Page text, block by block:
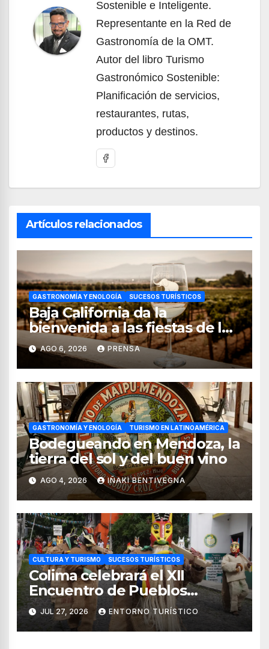
Sostenible e Inteligente.
Representante en la Red de
Gastronomía de la OMT.
Autor del libro Turismo
Gastronómico Sostenible:
Planificación de servicios,
restaurantes, rutas,
productos y destinos.
Artículos relacionados
GASTRONOMÍA Y ENOLOGÍA SUCESOS TURÍSTICOS
Baja California da la
bienvenida a las fiestas de la
vendimia 2026
AGO 6, 2026 PRENSA
GASTRONOMÍA Y ENOLOGÍA TURISMO EN LATINOAMÉRICA
Bodegueando en Mendoza, la
tierra del sol y del buen vino
AGO 4, 2026 IÑAKI BENTIVEGNA
CULTURA Y TURISMO SUCESOS TURÍSTICOS
Colima celebrará el XII
Encuentro de Pueblos
Originarios Tonelhuayo 2026
JUL 27, 2026 ENTORNO TURÍSTICO